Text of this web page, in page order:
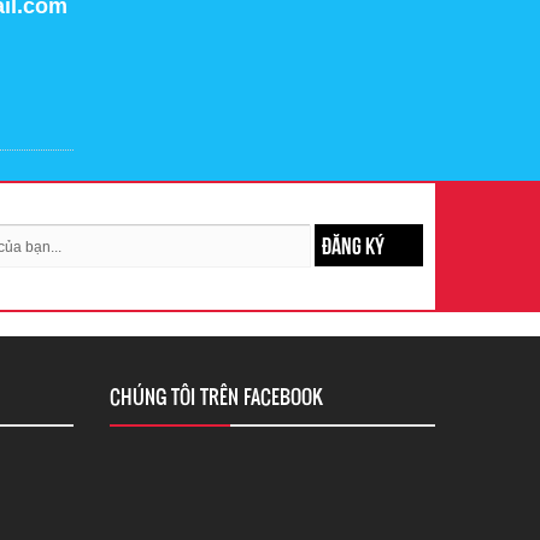
ĐĂNG KÝ
CHÚNG TÔI TRÊN FACEBOOK